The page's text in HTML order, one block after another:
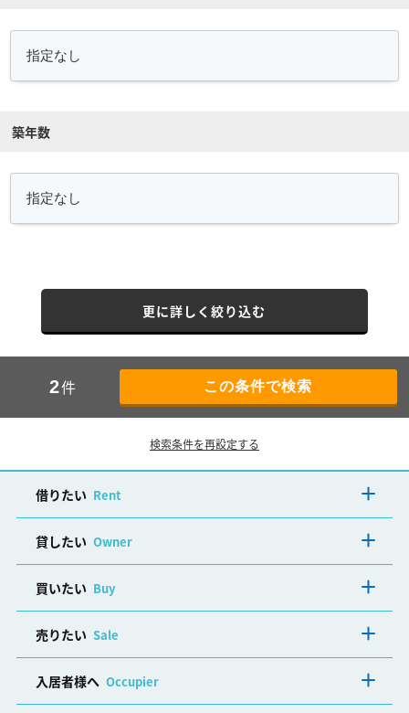
築年数
更に詳しく絞り込む
2件
検索条件を再設定する
借りたい Rent
貸したい Owner
買いたい Buy
売りたい Sale
入居者様へ Occupier